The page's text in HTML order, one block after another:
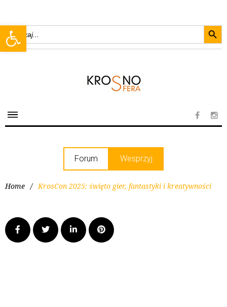
Open toolbar
Search
for:
Forum Wesprzyj
Home / KrosCon 2025: święto gier, fantastyki i kreatywności